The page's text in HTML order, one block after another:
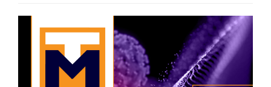
Barra
lateral